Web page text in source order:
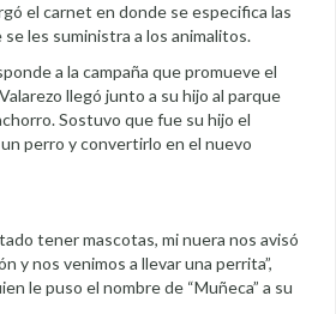
el carnet en donde se especifica las
les suministra a los animalitos.
a la campaña que promueve el
llegó junto a su hijo al parque
Sostuvo que fue su hijo el
perro y convertirlo en el nuevo
tener mascotas, mi nuera nos avisó
y nos venimos a llevar una perrita”,
le puso el nombre de “Muñeca” a su